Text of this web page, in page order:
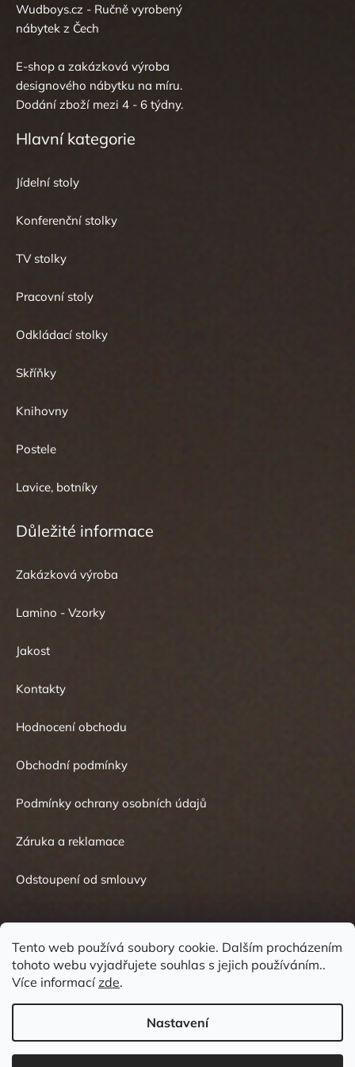
Tento web používá soubory cookie. Dalším procházením
tohoto webu vyjadřujete souhlas s jejich používáním..
Více informacízde.
Nastavení
Wudboys.cz - Ručně vyrobený
nábytek z Čech
E-shop a zakázková výroba
designového nábytku na míru.
Dodání zboží mezi 4 - 6 týdny.
Hlavní kategorie
Jídelní stoly
Konferenční stolky
TV stolky
Pracovní stoly
Odkládací stolky
Skříňky
Knihovny
Postele
Lavice, botníky
Důležité informace
Zakázková výroba
Lamino - Vzorky
Jakost
Kontakty
Hodnocení obchodu
Obchodní podmínky
Podmínky ochrany osobních údajů
Záruka a reklamace
Odstoupení od smlouvy
Kontakt